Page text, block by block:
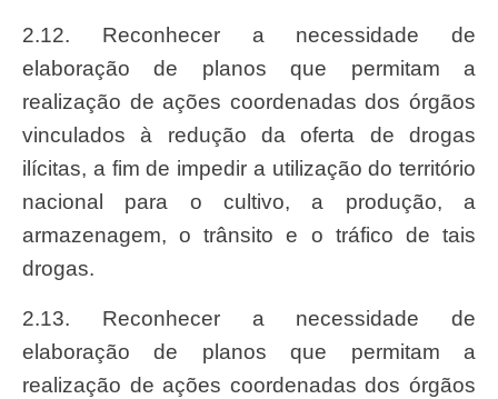
2.12. Reconhecer a necessidade de
elaboração de planos que permitam a
realização de ações coordenadas dos órgãos
vinculados à redução da oferta de drogas
ilícitas, a fim de impedir a utilização do território
nacional para o cultivo, a produção, a
armazenagem, o trânsito e o tráfico de tais
drogas.
2.13. Reconhecer a necessidade de
elaboração de planos que permitam a
realização de ações coordenadas dos órgãos